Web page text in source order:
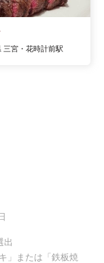
三宮・花時計前駅
出
」または「鉄板焼